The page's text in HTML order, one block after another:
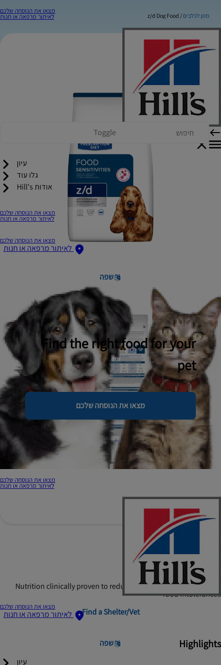
מצאו את הנוסחה שלכם
לאיתור מרפאה או חנות
Toggle
עיון
גלו עוד
אודות Hill's
מצאו את הנוסחה שלכם
לאיתור מרפאה או חנות
מצאו את הנוסחה שלכם
לאיתור מרפאה או חנות
שפה
Find the right food for your
pet
מצאו את הנוסחה שלכם
מצאו את הנוסחה שלכם
לאיתור מרפאה או חנות
מצאו את הנוסחה שלכם
לאיתור מרפאה או חנות
שפה
עיון
מזון לכלבים z/d Dog Food
Hill's Prescription Diet
z/d Dog Food
Nutrition clinically proven to reduce skin & digestive signs from
food intolerances
Find a Shelter/Vet
Highlights